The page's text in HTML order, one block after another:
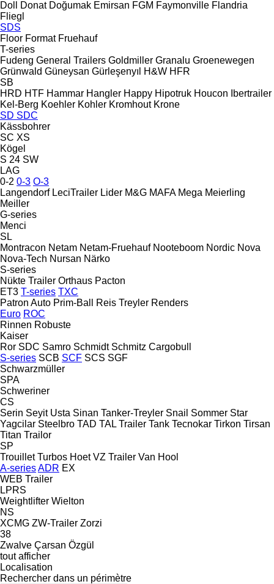
Doll
Donat Doğumak Emirsan FGM Faymonville Flandria
Fliegl
SDS
Floor Format Fruehauf
T-series
Fudeng General Trailers Goldmiller Granalu Groenewegen
Grünwald Güneysan Gürleşenyıl H&W HFR
SB
HRD HTF Hammar Hangler Happy Hipotruk Houcon
Ibertrailer
Kel-Berg Koehler Kohler Kromhout Krone
SD SDC
Kässbohrer
SC XS
Kögel
S 24 SW
LAG
0-2 0-3 O-3
Langendorf LeciTrailer Lider M&G MAFA Mega Meierling
Meiller
G-series
Menci
SL
Montracon Netam Netam-Fruehauf Nooteboom Nordic Nova
Nova-Tech Nursan Närko
S-series
Nükte Trailer Orthaus Pacton
ET3 T-series TXC
Patron Auto Prim-Ball Reis Treyler Renders
Euro ROC
Rinnen Robuste
Kaiser
Ror SDC Samro Schmidt Schmitz Cargobull
S-series SCB SCF SCS SGF
Schwarzmüller
SPA
Schweriner
CS
Serin Seyit Usta Sinan Tanker-Treyler Snail Sommer Star
Yagcilar Steelbro TAD TAL Trailer Tank Tecnokar Tirkon Tirsan
Titan Trailor
SP
Trouillet Turbos Hoet VZ Trailer Van Hool
A-seriesADR EX
WEB Trailer
LPRS
Weightlifter Wielton
NS
XCMG ZW-Trailer Zorzi
38
Zwalve Çarsan Özgül
tout afficher
Localisation
Rechercher dans un périmètre